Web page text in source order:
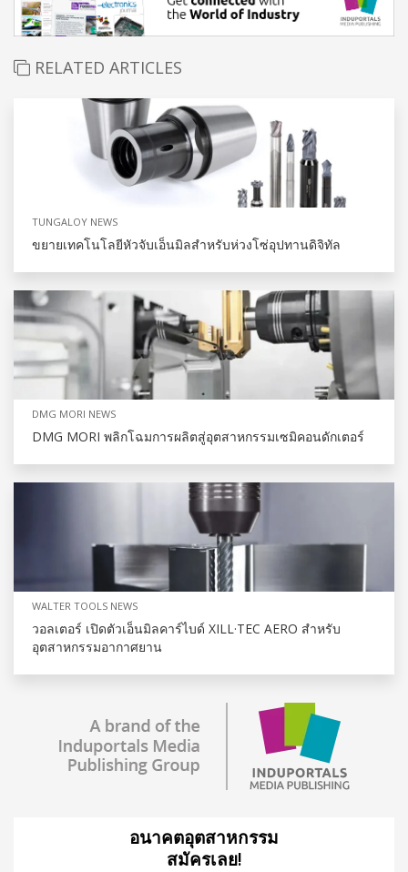
RELATED ARTICLES
TUNGALOY NEWS
ขยายเทคโนโลยีหัวจับเอ็นมิลสำหรับห่วงโซ่อุปทานดิจิทัล
DMG MORI NEWS
DMG MORI พลิกโฉมการผลิตสู่อุตสาหกรรมเซมิคอนดักเตอร์
WALTER TOOLS NEWS
วอลเตอร์ เปิดตัวเอ็นมิลคาร์ไบด์ XILL·TEC AERO สำหรับ
อุตสาหกรรมอากาศยาน
อนาคตอุตสาหกรรม
สมัครเลย!